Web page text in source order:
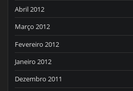
Abril 2012
Março 2012
Fevereiro 2012
Janeiro 2012
Dezembro 2011